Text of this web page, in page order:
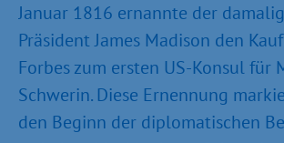
Januar 1816 ernannte der
Präsident James Madison den
Forbes zum ersten US-Konsul für
Schwerin. Diese Ernennung
den Beginn der diplomatischen